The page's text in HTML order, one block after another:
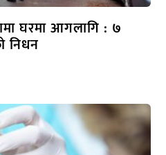
घरमा आगलागि : ७
निधन